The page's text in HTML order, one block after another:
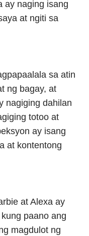
ay naging isang
at ngiti sa
sa atin
ng bagay, at
nagiging dahilan
totoo at
ay isang
at kontentong
at Alexa ay
paano ang
magdulot ng